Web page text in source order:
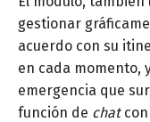
gestionar
acuerdo con su
en cada momento,
emergencia que
función de chatcon